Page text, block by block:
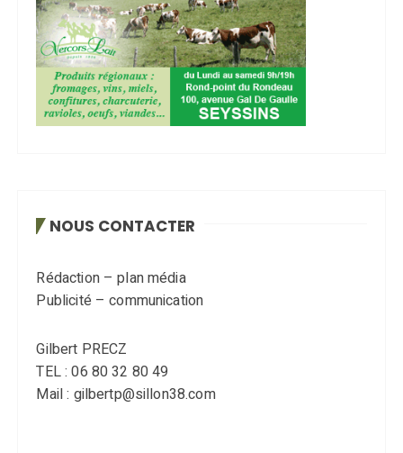
NOUS CONTACTER
Rédaction – plan média
Publicité – communication
Gilbert PRECZ
TEL : 06 80 32 80 49
Mail : gilbertp@sillon38.com